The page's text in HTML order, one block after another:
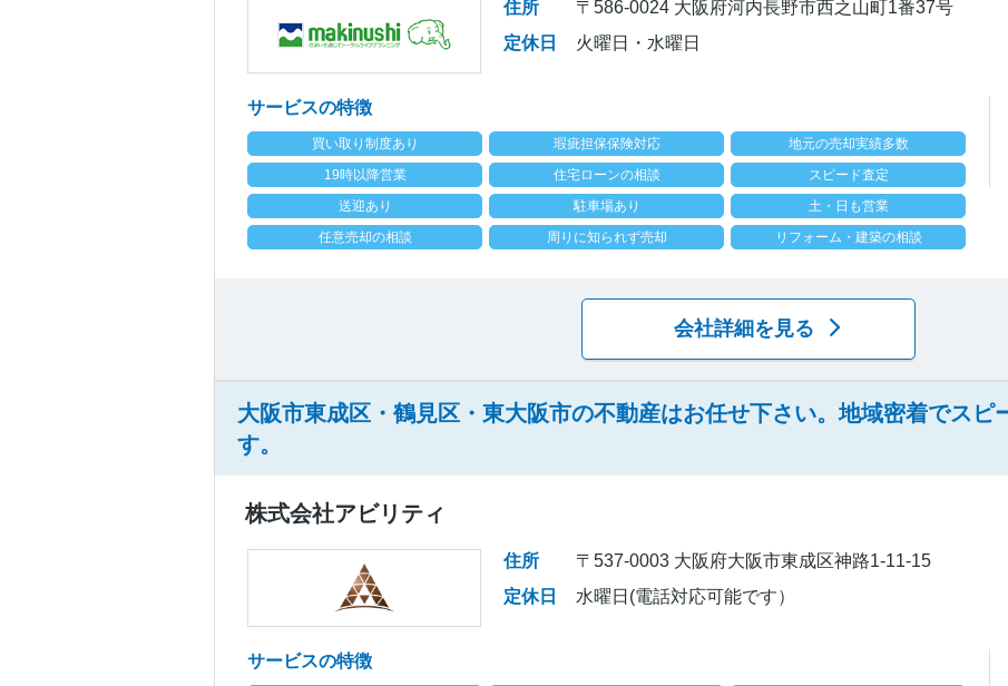
住所
〒586-0024 大阪府河内長野市西之山町1番37号
定休日
火曜日・水曜日
サービスの特徴
買い取り制度あり 瑕疵担保保険対応
地元の売却実績多数
19時以降営業
住宅ローンの相談
スピード査定
送迎あり
駐車場あり
土・日も営業
任意売却の相談
周りに知られず売却 リフォーム・建築の相談
会社詳細を見る
大阪市東成区・鶴見区・東大阪市の不動産はお任せ下さい。地域密着でスピ
す。
株式会社アビリティ
住所
〒537-0003 大阪府大阪市東成区神路1-11-15
定休日
水曜日(電話対応可能です）
サービスの特徴